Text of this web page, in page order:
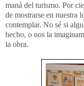
maná del turismo. Por
de mostrarse en nuestra
contemplar. No sé si
hecho, o nos la
la obra.